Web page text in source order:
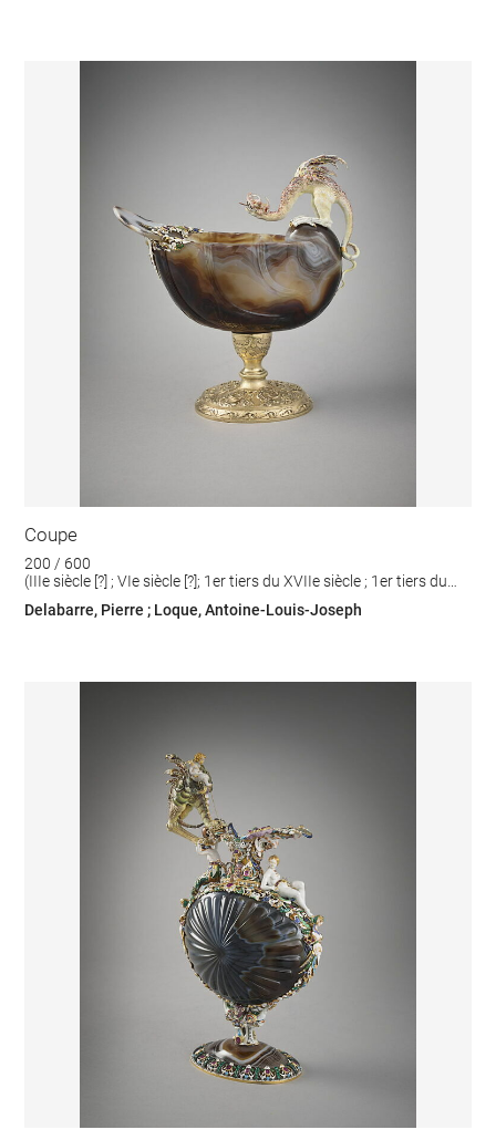
Coupe
200 / 600
(IIIe siècle [?] ; VIe siècle [?]; 1er tiers du XVIIe siècle ; 1er tiers du
Delabarre, Pierre ; Loque, Antoine-Louis-Joseph